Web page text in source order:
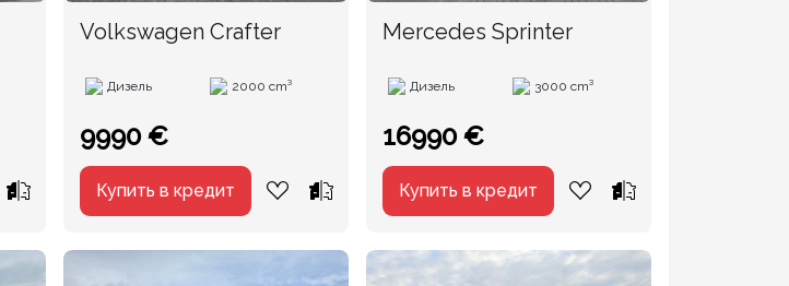
Volkswagen Crafter
Дизель 2000 cm³
9990 €
Купить в кредит
Mercedes Sprinter
Дизель 3000 cm³
16990 €
Купить в кредит